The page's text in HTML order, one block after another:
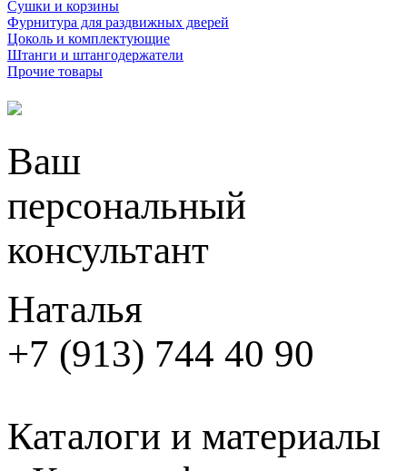
Сушки и корзины
Фурнитура для раздвижных дверей
Цоколь и комплектующие
Штанги и штангодержатели
Прочие товары
Ваш
персональный
консультант
Наталья
+7 (913) 744 40 90
Каталоги и материалы